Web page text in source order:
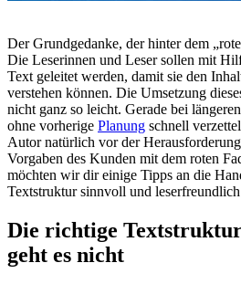
Der Grundgedanke, der hinter dem
Die Leserinnen und Leser sollen mit
Text geleitet werden, damit sie den
verstehen können. Die Umsetzung
nicht ganz so leicht. Gerade bei
ohne vorherige Planung schnell
Autor natürlich vor der
Vorgaben des Kunden mit dem roten
möchten wir dir einige Tipps an die
Textstruktur sinnvoll und leserfreundlich
Die richtige
geht es nicht